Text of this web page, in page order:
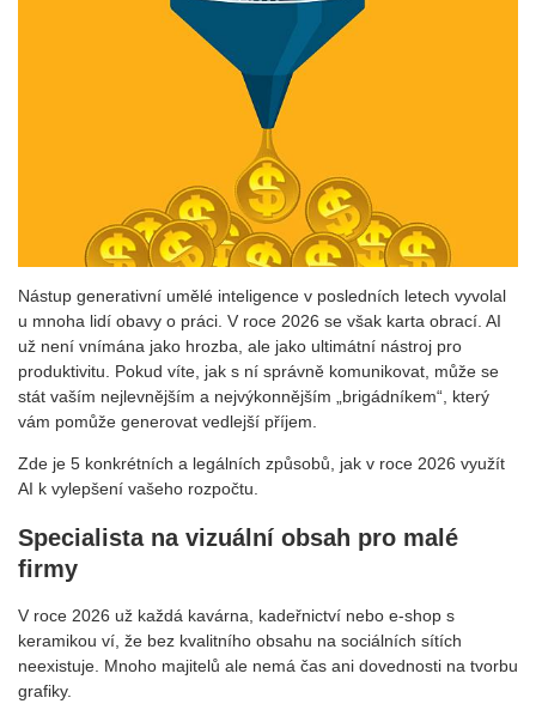
Nástup generativní umělé inteligence v posledních letech vyvolal
u mnoha lidí obavy o práci. V roce 2026 se však karta obrací. AI
už není vnímána jako hrozba, ale jako ultimátní nástroj pro
produktivitu. Pokud víte, jak s ní správně komunikovat, může se
stát vaším nejlevnějším a nejvýkonnějším „brigádníkem“, který
vám pomůže generovat vedlejší příjem.
Zde je 5 konkrétních a legálních způsobů, jak v roce 2026 využít
AI k vylepšení vašeho rozpočtu.
Specialista na vizuální obsah pro malé
firmy
V roce 2026 už každá kavárna, kadeřnictví nebo e-shop s
keramikou ví, že bez kvalitního obsahu na sociálních sítích
neexistuje. Mnoho majitelů ale nemá čas ani dovednosti na tvorbu
grafiky.